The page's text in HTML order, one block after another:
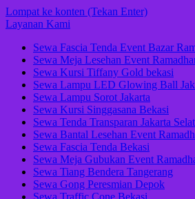
Lompat ke konten (Tekan Enter)
Layanan Kami
Sewa Fascia Tenda Event Bazar
Sewa Meja Lesehan Event
Sewa Kursi Tiffany Gold bekasi
Sewa Lampu LED Glowing Ball
Sewa Lampu Sorot Jakarta
Sewa Kursi Singgasana Bekasi
Sewa Tenda Transparan Jakarta
Sewa Bantal Lesehan Event
Sewa Fascia Tenda Bekasi
Sewa Meja Gubukan Event
Sewa Tiang Bendera Tangerang
Sewa Gong Peresmian Depok
Sewa Traffic Cone Bekasi